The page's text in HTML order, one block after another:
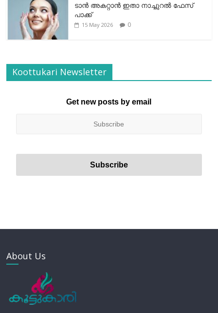
ടാന്‍ അകറ്റാന്‍ ഇതാ നാച്ചുറല്‍ ഫേസ്
പാക്ക്
15 May 2026 0
Koottukari Newsletter
Get new posts by email
About Us